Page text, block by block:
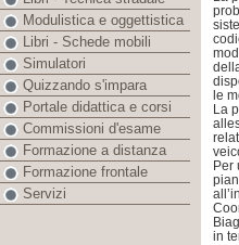
le
La
Per
in
Modulistica e oggettistica
Libri - Schede mobili
Simulatori
Quizzando s'impara
Portale didattica e corsi
Commissioni d'esame
Formazione a distanza
Formazione frontale
Servizi